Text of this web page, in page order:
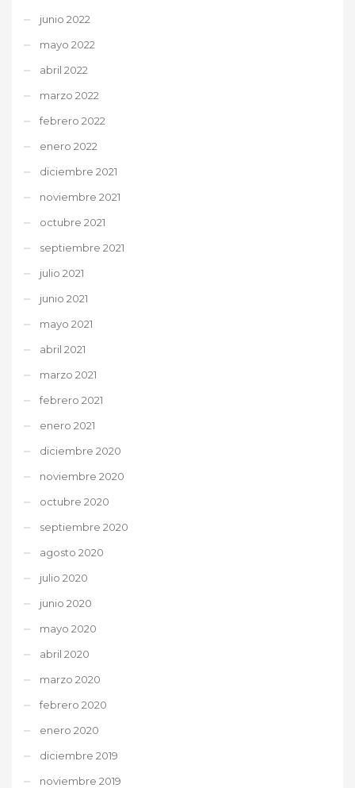
junio 2022
mayo 2022
abril 2022
marzo 2022
febrero 2022
enero 2022
diciembre 2021
noviembre 2021
octubre 2021
septiembre 2021
julio 2021
junio 2021
mayo 2021
abril 2021
marzo 2021
febrero 2021
enero 2021
diciembre 2020
noviembre 2020
octubre 2020
septiembre 2020
agosto 2020
julio 2020
junio 2020
mayo 2020
abril 2020
marzo 2020
febrero 2020
enero 2020
diciembre 2019
noviembre 2019